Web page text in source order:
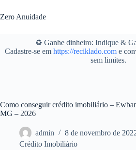
para
o
Zero Anuidade
♻️ Ganhe dinheiro: Indique &
Cadastre-se em https://reciklado.come
sem limites.
Como conseguir crédito imobiliário –
MG – 2026
admin
8 de novembro de
Crédito Imobiliário